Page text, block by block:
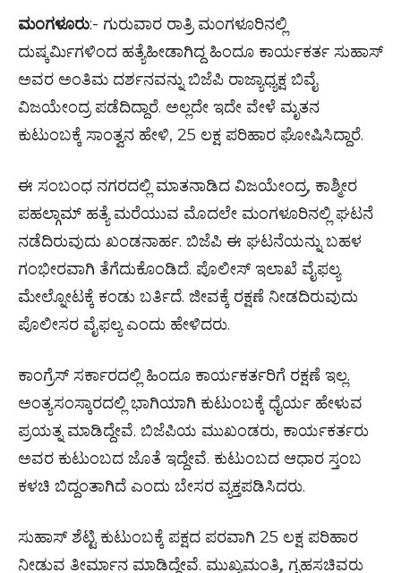
ಮಂಗಳೂರು:- ಗುರುವಾರ ರಾತ್ರಿ ಮಂಗಳೂರಿನಲ್ಲಿ
ದುಷ್ಕರ್ಮಿಗಳಿಂದ ಹತ್ಯೆಹೀಡಾಗಿದ್ದ ಹಿಂದೂ ಕಾರ್ಯಕರ್ತ ಸುಹಾಸ್
ಅವರ ಅಂತಿಮ ದರ್ಶನವನ್ನು ಬಿಜೆಪಿ ರಾಜ್ಯಾಧ್ಯಕ್ಷ ಬಿವೈ
ವಿಜಯೇಂದ್ರ ಪಡೆದಿದ್ದಾರೆ. ಅಲ್ಲದೇ ಇದೇ ವೇಳೆ ಮೃತನ
ಕುಟುಂಬಕ್ಕೆ ಸಾಂತ್ವನ ಹೇಳಿ, 25 ಲಕ್ಷ ಪರಿಹಾರ ಘೋಷಿಸಿದ್ದಾರೆ.
ಈ ಸಂಬಂಧ ನಗರದಲ್ಲಿ ಮಾತನಾಡಿದ ವಿಜಯೇಂದ್ರ, ಕಾಶ್ಮೀರ
ಪಹಲ್ಗಾಮ್ ಹತ್ಯೆ ಮರೆಯುವ ಮೊದಲೇ ಮಂಗಳೂರಿನಲ್ಲಿ ಘಟನೆ
ನಡೆದಿರುವುದು ಖಂಡನಾರ್ಹ. ಬಿಜೆಪಿ ಈ ಘಟನೆಯನ್ನು ಬಹಳ
ಗಂಭೀರವಾಗಿ ತೆಗೆದುಕೊಂಡಿದೆ. ಪೊಲೀಸ್ ಇಲಾಖೆ ವೈಫಲ್ಯ
ಮೇಲ್ನೋಟಕ್ಕೆ ಕಂಡು ಬರ್ತಿದೆ. ಜೀವಕ್ಕೆ ರಕ್ಷಣೆ ನೀಡದಿರುವುದು
ಪೊಲೀಸರ ವೈಫಲ್ಯ ಎಂದು ಹೇಳಿದರು.
ಕಾಂಗ್ರೆಸ್ ಸರ್ಕಾರದಲ್ಲಿ ಹಿಂದೂ ಕಾರ್ಯಕರ್ತರಿಗೆ ರಕ್ಷಣೆ ಇಲ್ಲ.
ಅಂತ್ಯಸಂಸ್ಕಾರದಲ್ಲಿ ಭಾಗಿಯಾಗಿ ಕುಟುಂಬಕ್ಕೆ ಧೈರ್ಯ ಹೇಳುವ
ಪ್ರಯತ್ನ ಮಾಡಿದ್ದೇವೆ. ಬಿಜೆಪಿಯ ಮುಖಂಡರು, ಕಾರ್ಯಕರ್ತರು
ಅವರ ಕುಟುಂಬದ ಜೊತೆ ಇದ್ದೇವೆ. ಕುಟುಂಬದ ಆಧಾರ ಸ್ತಂಬ
ಕಳಚಿ ಬಿದ್ದಂತಾಗಿದೆ ಎಂದು ಬೇಸರ ವ್ಯಕ್ತಪಡಿಸಿದರು.
ಸುಹಾಸ್‌ ಶೆಟ್ಟಿ ಕುಟುಂಬಕ್ಕೆ ಪಕ್ಷದ ಪರವಾಗಿ 25 ಲಕ್ಷ ಪರಿಹಾರ
ನೀಡುವ ತೀರ್ಮಾನ ಮಾಡಿದ್ದೇವೆ. ಮುಖ್ಯಮಂತ್ರಿ, ಗೃಹಸಚಿವರು